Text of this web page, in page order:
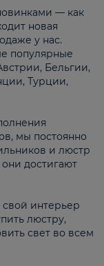
— как
новая
у нас.
популярные
Бельгии,
Турции,
мы постоянно
и люстр
достигают
свой интерьер
люстру,
свет во всем